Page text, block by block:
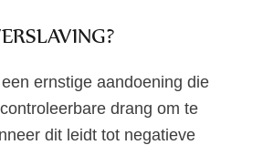
ernstige aandoening die
drang om te
dit leidt tot negatieve